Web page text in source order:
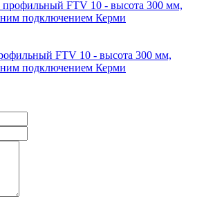
FTV 10 - высота 300 мм,
подключением Керми